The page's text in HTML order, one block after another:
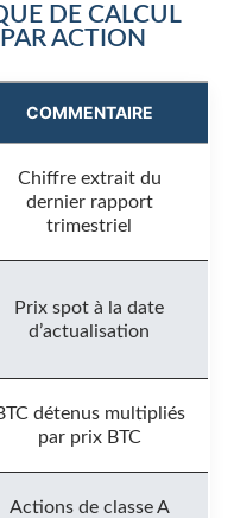
DE CALCUL
ACTION
COMMENTAIRE
Chiffre extrait du
dernier rapport
trimestriel
Prix spot à la date
d’actualisation
détenus multipliés
par prix BTC
Actions de classe A